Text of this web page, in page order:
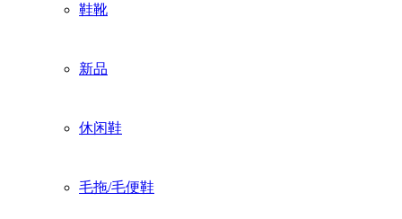
鞋靴
新品
休闲鞋
毛拖/毛便鞋